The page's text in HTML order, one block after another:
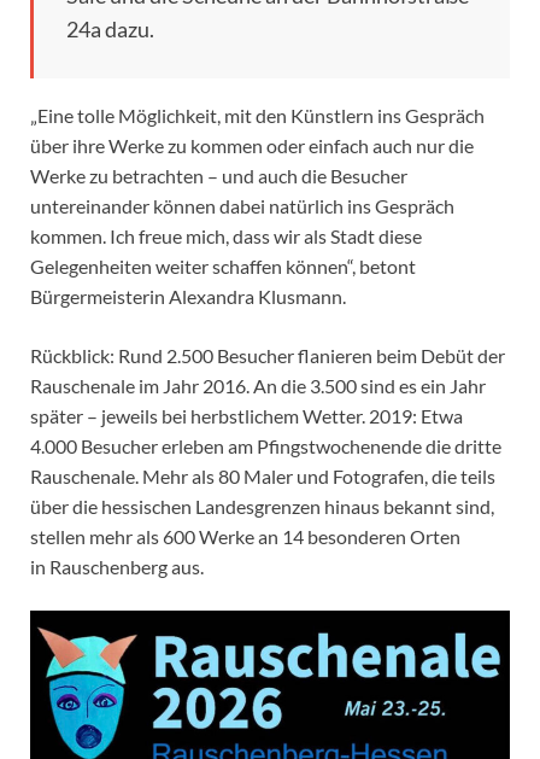
24a dazu.
„Eine tolle Möglichkeit, mit den Künstlern ins Gespräch
über ihre Werke zu kommen oder einfach auch nur die
Werke zu betrachten – und auch die Besucher
untereinander können dabei natürlich ins Gespräch
kommen. Ich freue mich, dass wir als Stadt diese
Gelegenheiten weiter schaffen können“, betont
Bürgermeisterin Alexandra Klusmann.
Rückblick: Rund 2.500 Besucher flanieren beim Debüt der
Rauschenale im Jahr 2016. An die 3.500 sind es ein Jahr
später – jeweils bei herbstlichem Wetter. 2019: Etwa
4.000 Besucher erleben am Pfingstwochenende die dritte
Rauschenale. Mehr als 80 Maler und Fotografen, die teils
über die hessischen Landesgrenzen hinaus bekannt sind,
stellen mehr als 600 Werke an 14 besonderen Orten
in Rauschenberg aus.